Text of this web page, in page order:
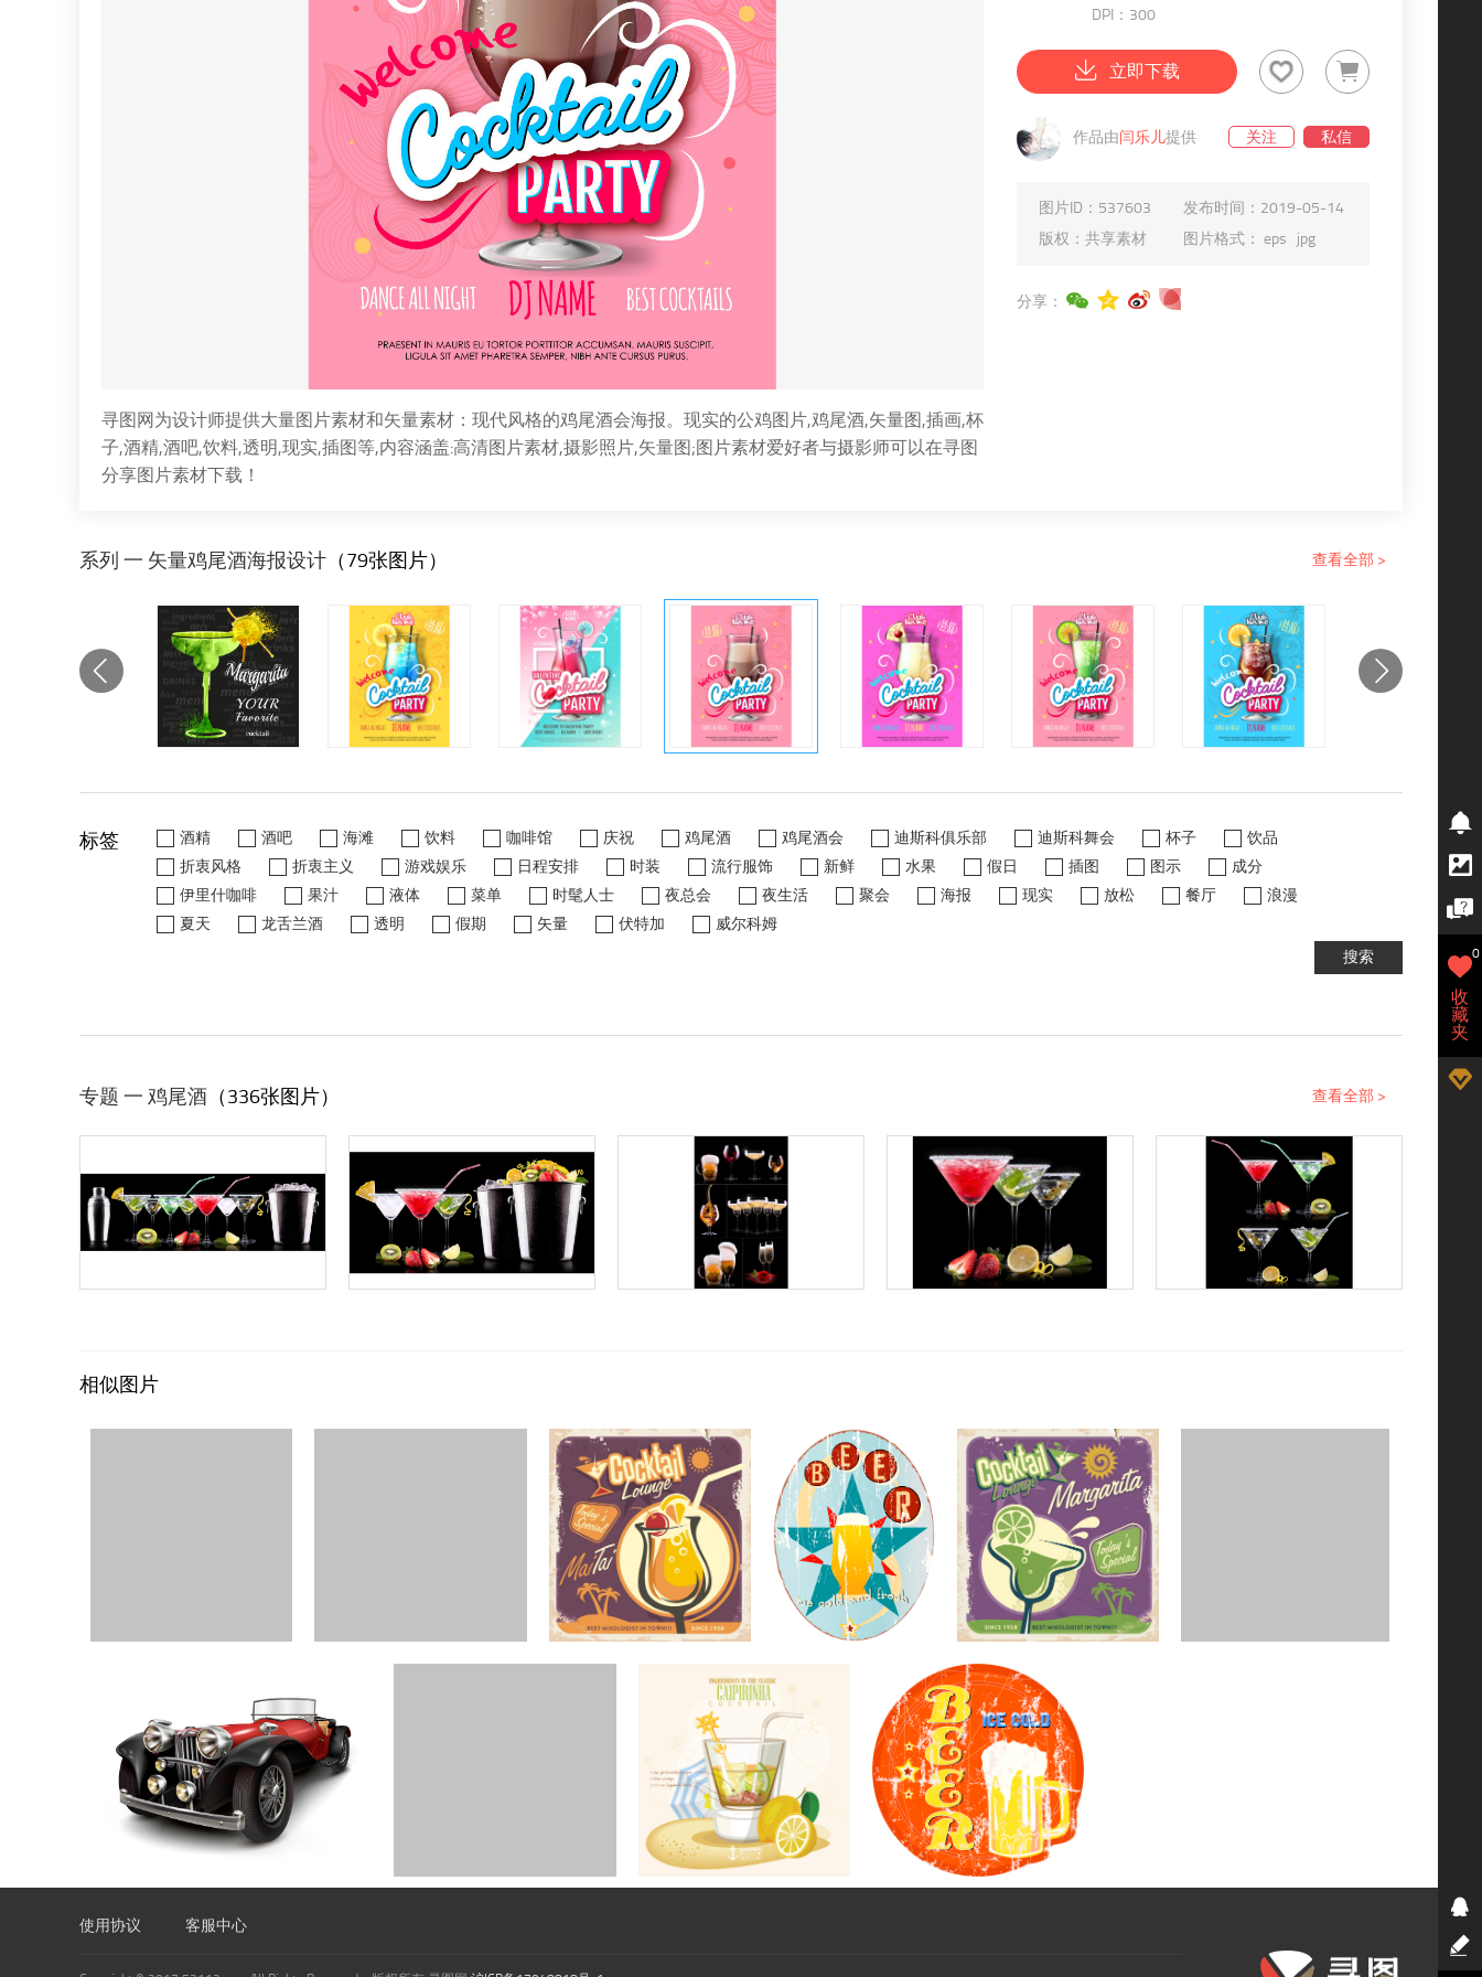
寻图网为设计师提供大量图片素材和矢量素材：现代风格的鸡尾酒会海报。现实的公鸡图片,鸡尾酒,矢量图,插画,杯
子,酒精,酒吧,饮料,透明,现实,插图等,内容涵盖:高清图片素材,摄影照片,矢量图;图片素材爱好者与摄影师可以在寻图
分享图片素材下载！
DPI：300
立即下载
作品由闫乐儿提供 关注 私信
图片ID： 537603 发布时间： 2019-05-14
版权： 共享素材 图片格式： eps jpg
分享：
系列 一 矢量鸡尾酒海报设计 （79张图片） 查看全部 >
标签 酒精 酒吧 海滩 饮料 咖啡馆 庆祝 鸡尾酒 鸡尾酒会 迪斯科俱乐部 迪斯科舞会 杯子
饮品
折衷风格
折衷主义 游戏娱乐 日程安排 时装 流行服饰 新鲜 水果 假日 插图 图示
成分
伊里什咖啡
果汁 液体 菜单 时髦人士 夜总会 夜生活 聚会 海报 现实 放松 餐厅
浪漫
夏天
龙舌兰酒 透明 假期 矢量 伏特加
威尔科姆
搜索
专题 一 鸡尾酒 （336张图片） 查看全部 >
相似图片
使用协议 客服中心
收
藏
夹
0